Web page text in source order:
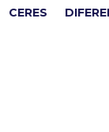
CERES